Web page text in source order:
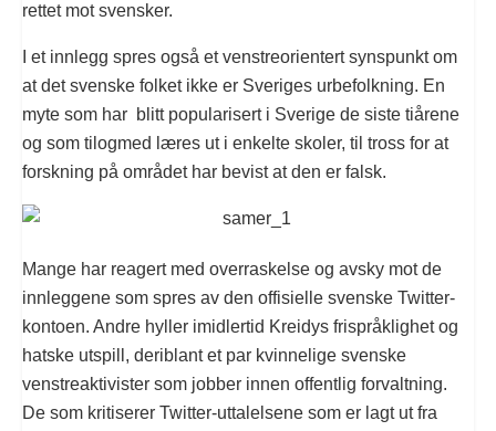
rettet mot svensker.
I et innlegg spres også et venstreorientert synspunkt om
at det svenske folket ikke er Sveriges urbefolkning. En
myte som har blitt popularisert i Sverige de siste tiårene
og som tilogmed læres ut i enkelte skoler, til tross for at
forskning på området har bevist at den er falsk.
Mange har reagert med overraskelse og avsky mot de
innleggene som spres av den offisielle svenske Twitter-
kontoen. Andre hyller imidlertid Kreidys frispråklighet og
hatske utspill, deriblant et par kvinnelige svenske
venstreaktivister som jobber innen offentlig forvaltning.
De som kritiserer Twitter-uttalelsene som er lagt ut fra